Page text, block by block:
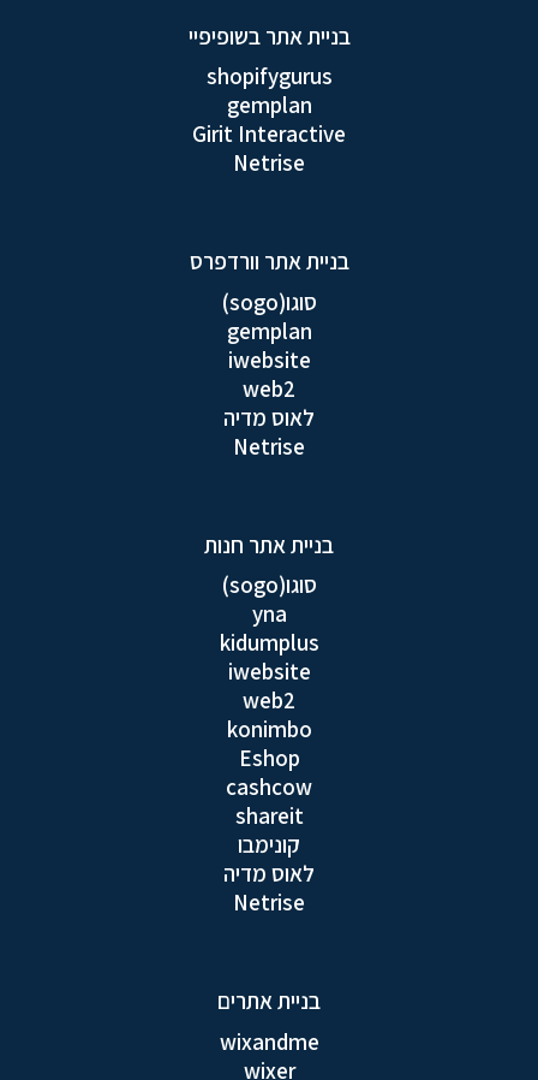
בניית אתר בשופיפיי
shopifygurus
gemplan
Girit Interactive
Netrise
בניית אתר וורדפרס
סוגו(sogo)
gemplan
iwebsite
web2
לאוס מדיה
Netrise
בניית אתר חנות
סוגו(sogo)
yna
kidumplus
iwebsite
web2
konimbo
Eshop
cashcow
shareit
קונימבו
לאוס מדיה
Netrise
בניית אתרים
wixandme
wixer